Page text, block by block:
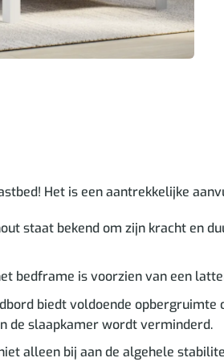
Het is een aantrekkelijke
staat bekend om zijn kracht en
bedframe is voorzien van een
biedt voldoende
de slaapkamer wordt verminderd.
alleen bij aan de algehele